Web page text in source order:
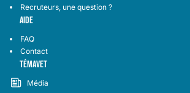
Recruteurs, une question ?
AIDE
FAQ
Contact
TÉMAVET
Média